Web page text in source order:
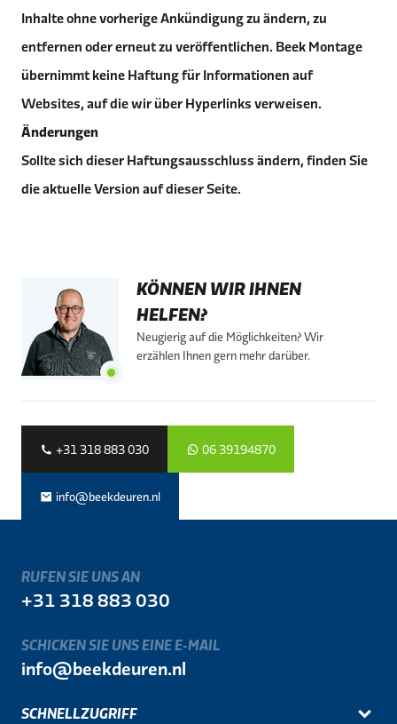
Inhalte ohne vorherige Ankündigung zu ändern, zu
entfernen oder erneut zu veröffentlichen. Beek Montage
übernimmt keine Haftung für Informationen auf
Websites, auf die wir über Hyperlinks verweisen.
Änderungen
Sollte sich dieser Haftungsausschluss ändern, finden Sie
die aktuelle Version auf dieser Seite.
KÖNNEN WIR IHNEN
HELFEN?
Neugierig auf die Möglichkeiten? Wir
erzählen Ihnen gern mehr darüber.
+31 318 883 030 06 39194870
info@beekdeuren.nl
SCHNELLZUGRIFF
RUFEN SIE UNS AN
+31 318 883 030
SCHICKEN SIE UNS EINE E-MAIL
info@beekdeuren.nl